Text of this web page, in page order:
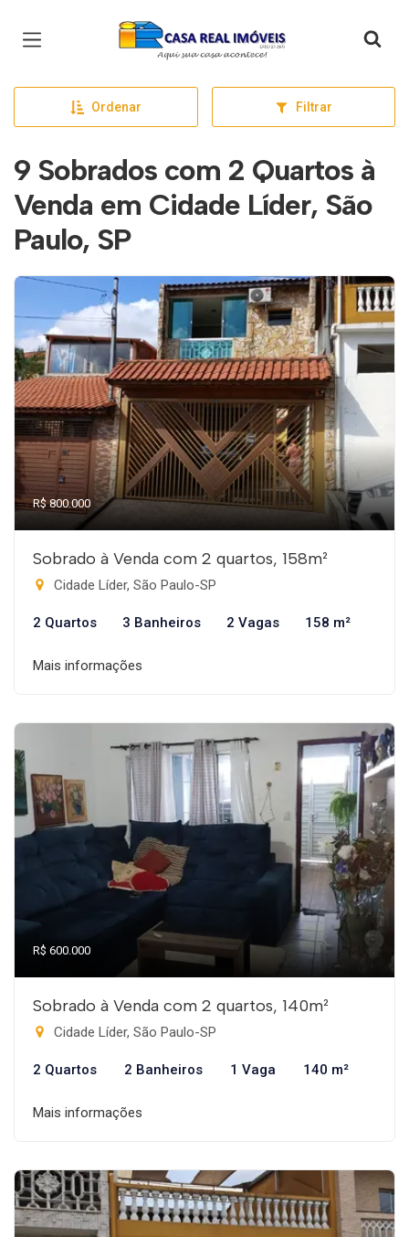
Página inicial
Ordenar Filtrar
9 Sobrados com 2 Quartos à
Venda em Cidade Líder, São
Paulo, SP
R$ 800.000
Sobrado à Venda com 2 quartos, 158m²
Cidade Líder, São Paulo-SP
2 Quartos 3 Banheiros 2 Vagas 158 m²
Mais informações
R$ 600.000
Sobrado à Venda com 2 quartos, 140m²
Cidade Líder, São Paulo-SP
2 Quartos 2 Banheiros 1 Vaga 140 m²
Mais informações